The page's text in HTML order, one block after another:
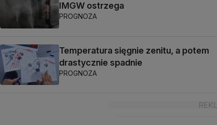
IMGW ostrzega
PROGNOZA
Temperatura sięgnie zenitu, a potem
drastycznie spadnie
PROGNOZA